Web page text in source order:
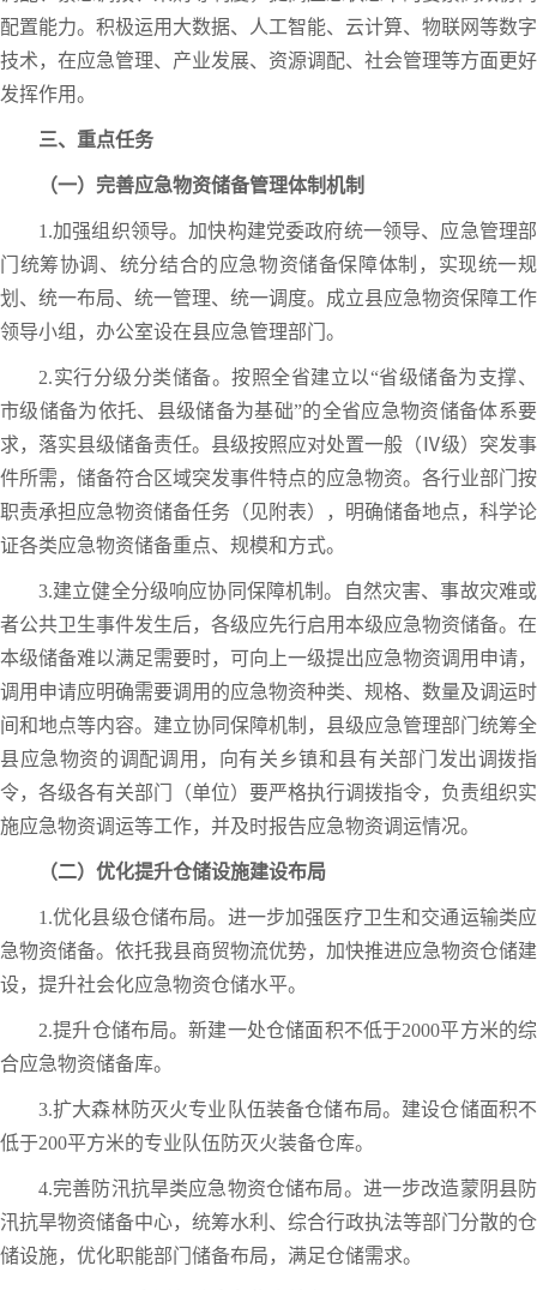
配置能力。积极运用大数据、人工智能、云计算、物联网等数字
技术，在应急管理、产业发展、资源调配、社会管理等方面更好
发挥作用。
三、重点任务
（一）完善应急物资储备管理体制机制
1.加强组织领导。加快构建党委政府统一领导、应急管理部
门统筹协调、统分结合的应急物资储备保障体制，实现统一规
划、统一布局、统一管理、统一调度。成立县应急物资保障工作
领导小组，办公室设在县应急管理部门。
2.实行分级分类储备。按照全省建立以“省级储备为支撑、
市级储备为依托、县级储备为基础”的全省应急物资储备体系要
求，落实县级储备责任。县级按照应对处置一般（Ⅳ级）突发事
件所需，储备符合区域突发事件特点的应急物资。各行业部门按
职责承担应急物资储备任务（见附表），明确储备地点，科学论
证各类应急物资储备重点、规模和方式。
3.建立健全分级响应协同保障机制。自然灾害、事故灾难或
者公共卫生事件发生后，各级应先行启用本级应急物资储备。在
本级储备难以满足需要时，可向上一级提出应急物资调用申请，
调用申请应明确需要调用的应急物资种类、规格、数量及调运时
间和地点等内容。建立协同保障机制，县级应急管理部门统筹全
县应急物资的调配调用，向有关乡镇和县有关部门发出调拨指
令，各级各有关部门（单位）要严格执行调拨指令，负责组织实
施应急物资调运等工作，并及时报告应急物资调运情况。
（二）优化提升仓储设施建设布局
1.优化县级仓储布局。进一步加强医疗卫生和交通运输类应
急物资储备。依托我县商贸物流优势，加快推进应急物资仓储建
设，提升社会化应急物资仓储水平。
2.提升仓储布局。新建一处仓储面积不低于2000平方米的综
合应急物资储备库。
3.扩大森林防灭火专业队伍装备仓储布局。建设仓储面积不
低于200平方米的专业队伍防灭火装备仓库。
4.完善防汛抗旱类应急物资仓储布局。进一步改造蒙阴县防
汛抗旱物资储备中心，统筹水利、综合行政执法等部门分散的仓
储设施，优化职能部门储备布局，满足仓储需求。